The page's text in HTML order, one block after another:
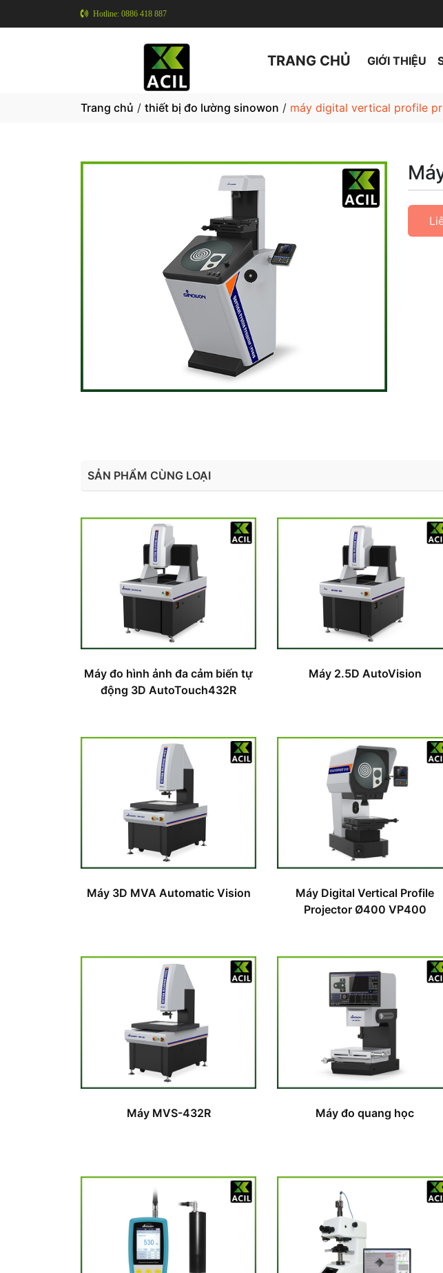
Hotline: 0886 418 887
TRANG CHỦ GIỚI THIỆU
Trang chủ / thiết bị đo lường sinowon / máy digital vertical profile
SẢN PHẨM CÙNG LOẠI
Máy đo hình ảnh đa cảm biến tự
động 3D AutoTouch432R
Máy 2.5D AutoVision
Máy 3D MVA Automatic Vision
Máy Digital Vertical Profile
Projector Ø400 VP400
Máy MVS-432R Máy đo quang học